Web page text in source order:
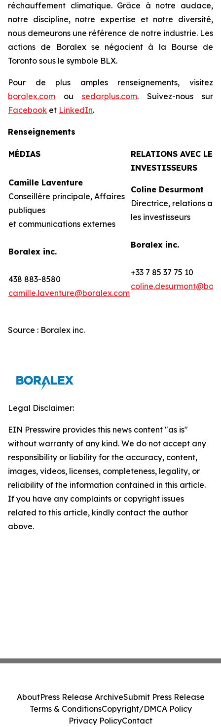
réchauffement climatique. Grâce à notre audace,
notre discipline, notre expertise et notre diversité,
nous demeurons une référence de notre industrie. Les
actions de Boralex se négocient à la Bourse de
Toronto sous le symbole BLX.
Pour de plus amples renseignements, visitez
boralex.com ou sedarplus.com. Suivez-nous sur
Facebook et LinkedIn.
Renseignements
MÉDIAS
RELATIONS AVEC LES
INVESTISSEURS
Camille Laventure
Conseillère principale, Affaires
publiques
et communications externes
Boralex inc.
438 883-8580
camille.laventure@boralex.com
Coline Desurmont
Directrice, relations
les investisseurs
Boralex inc.
+33 7 85 37 75 10
Source : Boralex inc.
Legal Disclaimer:
EIN Presswire provides this news content "as is"
without warranty of any kind. We do not accept any
responsibility or liability for the accuracy, content,
images, videos, licenses, completeness, legality, or
reliability of the information contained in this article.
If you have any complaints or copyright issues
related to this article, kindly contact the author
above.
AboutPress Release ArchiveSubmit Press Release
Terms & ConditionsCopyright/DMCA Policy
Privacy PolicyContact